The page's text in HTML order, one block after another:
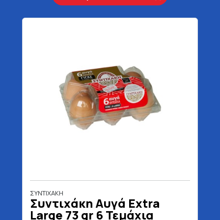
ΣΥΝΤΙΧΑΚΗ
Συντιχάκη Αυγά Extra
Large 73 gr 6 Τεμάχια